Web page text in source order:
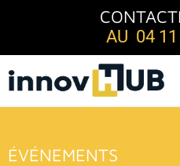
AU 04
ÉVÉNEMENTS